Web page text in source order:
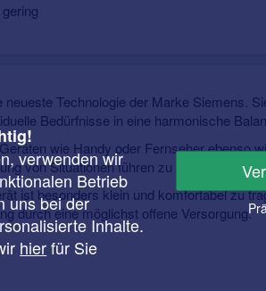
gering
Technologie der Marke Siemens.
Bedürfnisse in eine harmonische
wie Handy oder Fernseher ebenso
von Situationen führen zu einem
ist besonders klein und komfortabel zu
durch eine möglichst offene Versorgung.
verwenden wir
Betrieb
uns bei der
Inhalte.
hierfür Sie